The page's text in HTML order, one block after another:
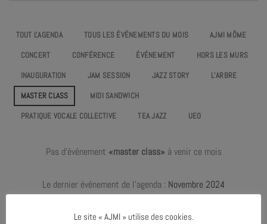
TOUT L'AGENDA TOUS LES ÉVÉNEMENTS DU MOIS
AJMI MÔME
CONCERT
CONFÉRENCE ÉVÉNEMENT
HORS LES MURS
INAUGURATION
JAM SESSION JAZZ STORY
L’ARBRE
MASTER CLASS
MIDI SANDWICH
PRATIQUE VOCALE COLLECTIVE
TEA JAZZ UEO
Pas d'événement «master class» à venir ce mois
Le dernier événement de l'agenda : Novembre 2024
Le site « AJMI » utilise des cookies.